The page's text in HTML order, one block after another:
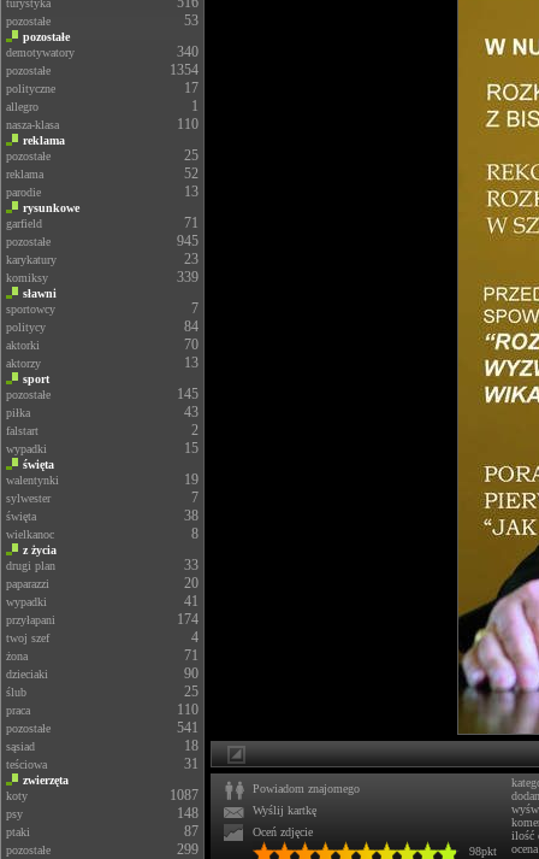
turystyka
pozostałe 53
pozostałe
demotywatory
340
pozostałe 1354
polityczne 17
allegro 1
nasza-klasa 110
reklama
pozostałe
25
reklama 52
parodie 13
rysunkowe
garfield
71
pozostałe 945
karykatury 23
komiksy 339
sławni
sportowcy
7
politycy 84
aktorki 70
aktorzy 13
sport
pozostałe
145
piłka 43
falstart 2
wypadki 15
święta
walentynki
19
sylwester 7
święta 38
wielkanoc 8
z życia
drugi plan
33
paparazzi 20
wypadki 41
przyłapani 174
twoj szef 4
żona 71
dzieciaki 90
ślub 25
praca 110
pozostałe 541
sąsiad 18
teściowa 31
zwierzęta
koty
1087
psy 148
ptaki 87
pozostałe 299
Powiadom znajomego
Wyślij kartkę
Oceń zdjęcie
98pkt
ilość
ocena